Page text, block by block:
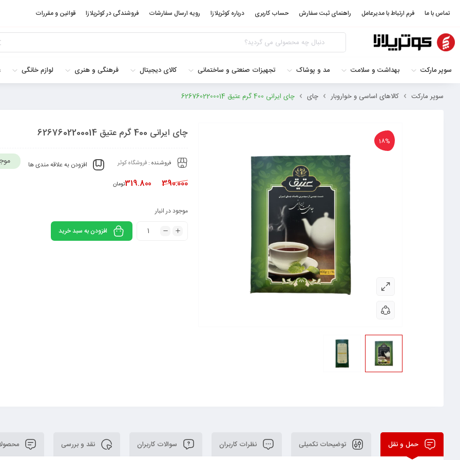
تماس با ما فرم ارتباط با مدیرعامل راهنمای ثبت سفارش حساب کاربری درباره کوثرپلازا رویه ارسال سفارشات فروشندگی در کوثرپلازا قوانین و مقررات
سوپر مارکت بهداشت و سلامت مد و پوشاک تجهیزات صنعتی و ساختمانی کالای دیجیتال فرهنگی و هنری لوازم خانگی
سوپر مارکت کالاهای اساسی و خواروبار چای چای ایرانی 400 گرم عتیق 6267602200014
18%
چای ایرانی 400 گرم عتیق 6267602200014
فروشـنده : فروشگاه کوثر افزودن به علاقه مندی ها
390.000
319.800تومان
موجود در انبار
افزودن به سبد خرید
حمل و نقل توضیحات تکمیلی نظرات کاربران سوالات کاربران نقد و بررسی